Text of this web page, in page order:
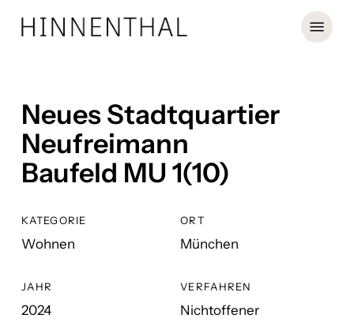
Menu
Neues Stadtquartier
Neufreimann
Baufeld MU 1(10)
KATEGORIE
Wohnen
ORT
München
JAHR
2024
VERFAHREN
Nichtoffener